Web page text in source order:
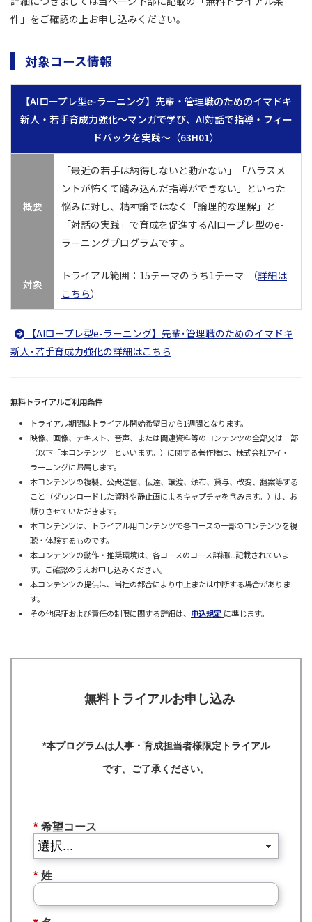
件」をご確認の上お申し込みください。
対象コース情報
【AIロープレ型e-ラーニング】先輩・管理職のためのイマドキ
新人・若手育成力強化～マンガで学び、AI対話で指導・フィー
ドバックを実践～（63H01）
概要
「最近の若手は納得しないと動かない」「ハラスメ
ントが怖くて踏み込んだ指導ができない」といった
悩みに対し、精神論ではなく「論理的な理解」と
「対話の実践」で育成を促進するAIロープレ型のe-
ラーニングプログラムです 。
対象
トライアル範囲：15テーマのうち1テーマ （詳細は
こちら）
【AIロープレ型e-ラーニング】先輩･管理職のためのイマドキ
新人･若手育成力強化の詳細はこちら
無料トライアルご利用条件
トライアル期間はトライアル開始希望日から1週間となります。
映像、画像、テキスト、音声、または関連資料等のコンテンツの全部又は一部
（以下「本コンテンツ」といいます。）に関する著作権は、株式会社アイ・
ラーニングに帰属します。
本コンテンツの複製、公衆送信、伝達、譲渡、頒布、貸与、改変、翻案等する
こと（ダウンロードした資料や静止画によるキャプチャを含みます。）は、お
断りさせていただきます。
本コンテンツは、トライアル用コンテンツで各コースの一部のコンテンツを視
聴・体験するものです。
本コンテンツの動作・推奨環境は、各コースのコース詳細に記載されていま
す。ご確認のうえお申し込みください。
本コンテンツの提供は、当社の都合により中止または中断する場合がありま
す。
その他保証および責任の制限に関する詳細は、 申込規定 に準じます。
無料トライアルお申し込み
*本プログラムは人事・育成担当者様限定トライアル
です。ご了承ください。
* 希望コース
* 姓